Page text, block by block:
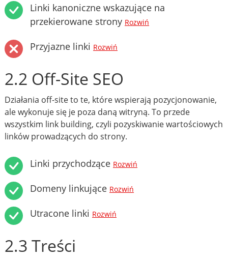
Linki kanoniczne wskazujące na
przekierowane strony Rozwiń
Przyjazne linki Rozwiń
2.2 Off-Site SEO
Działania off-site to te, które wspierają pozycjonowanie,
ale wykonuje się je poza daną witryną. To przede
wszystkim link building, czyli pozyskiwanie wartościowych
linków prowadzących do strony.
Linki przychodzące Rozwiń
Domeny linkujące Rozwiń
Utracone linki Rozwiń
2.3 Treści